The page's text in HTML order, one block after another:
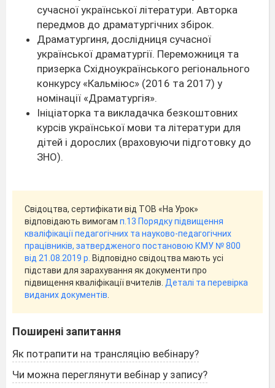
сучасної української літератури. Авторка
передмов до драматургічних збірок.
Драматургиня, дослідниця сучасної
української драматургії. Переможниця та
призерка Східноукраїнського регіонального
конкурсу «Кальміюс» (2016 та 2017) у
номінації «Драматургія».
Ініціаторка та викладачка безкоштовних
курсів української мови та літератури для
дітей і дорослих (враховуючи підготовку до
ЗНО).
Свідоцтва, сертифікати від ТОВ «На Урок»
відповідають вимогам п.13 Порядку підвищення
кваліфікації педагогічних та науково-педагогічних
працівників, затвердженого постановою КМУ № 800
від 21.08.2019 р. Відповідно свідоцтва мають усі
підстави для зарахування як документи про
підвищення кваліфікації вчителів. Деталі та перевірка
виданих документів
Поширені запитання
Як потрапити на трансляцію вебінару?
Чи можна переглянути вебінар у запису?